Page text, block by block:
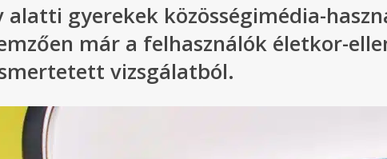
alatti gyerekek közösségimédia-
már a felhasználók életkor-
vizsgálatból.